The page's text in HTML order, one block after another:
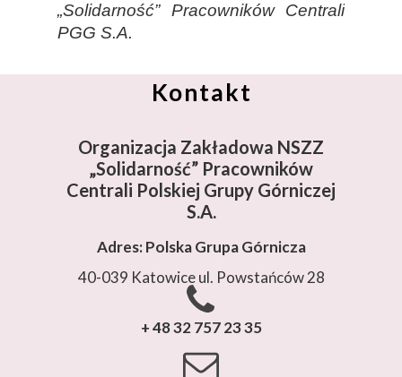
„Solidarność” Pracowników Centrali
PGG S.A.
Kontakt
+ 48 32 757 23 35
Adres: Polska Grupa Górnicza
40-039 Katowice ul. Powstańców 28
Organizacja Zakładowa NSZZ
„Solidarność” Pracowników
Centrali Polskiej Grupy Górniczej
S.A.